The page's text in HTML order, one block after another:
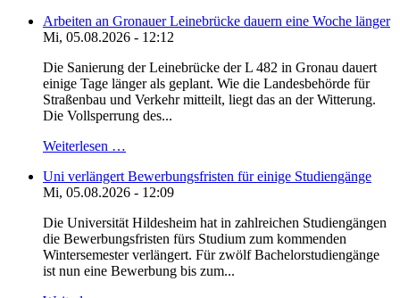
Arbeiten an Gronauer Leinebrücke dauern eine Woche länger
Mi, 05.08.2026 - 12:12
Die Sanierung der Leinebrücke der L 482 in Gronau dauert
einige Tage länger als geplant. Wie die Landesbehörde für
Straßenbau und Verkehr mitteilt, liegt das an der Witterung.
Die Vollsperrung des...
Weiterlesen …
Uni verlängert Bewerbungsfristen für einige Studiengänge
Mi, 05.08.2026 - 12:09
Die Universität Hildesheim hat in zahlreichen Studiengängen
die Bewerbungsfristen fürs Studium zum kommenden
Wintersemester verlängert. Für zwölf Bachelorstudiengänge
ist nun eine Bewerbung bis zum...